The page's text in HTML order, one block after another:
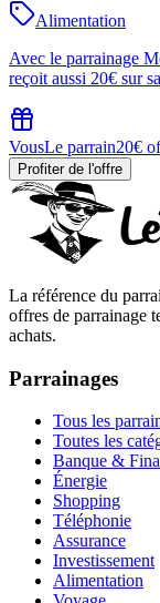
Alimentation
Avec le parrainage
reçoit aussi 20€ sur
VousLe parrain20€
Profiter de l'offre
La référence du
offres de parrainage
achats.
Parrainages
Tous les
Toutes les
Banque &
Énergie
Shopping
Téléphonie
Assurance
Investissement
Alimentation